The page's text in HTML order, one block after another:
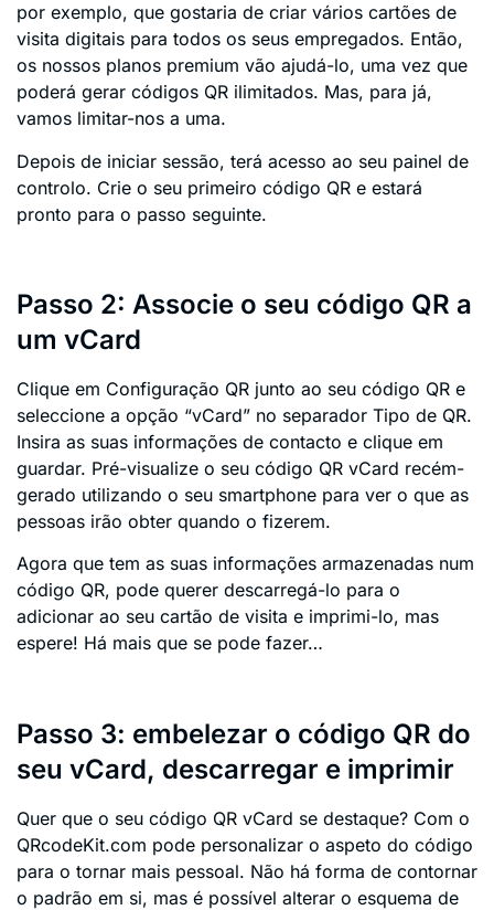
por exemplo, que gostaria de criar vários cartões de
visita digitais para todos os seus empregados. Então,
os nossos planos premium vão ajudá-lo, uma vez que
poderá gerar códigos QR ilimitados. Mas, para já,
vamos limitar-nos a uma.
Depois de iniciar sessão, terá acesso ao seu painel de
controlo. Crie o seu primeiro código QR e estará
pronto para o passo seguinte.
Passo 2: Associe o seu código QR a
um vCard
Clique em Configuração QR junto ao seu código QR e
seleccione a opção “vCard” no separador Tipo de QR.
Insira as suas informações de contacto e clique em
guardar. Pré-visualize o seu código QR vCard recém-
gerado utilizando o seu smartphone para ver o que as
pessoas irão obter quando o fizerem.
Agora que tem as suas informações armazenadas num
código QR, pode querer descarregá-lo para o
adicionar ao seu cartão de visita e imprimi-lo, mas
espere! Há mais que se pode fazer…
Passo 3: embelezar o código QR do
seu vCard, descarregar e imprimir
Quer que o seu código QR vCard se destaque? Com o
QRcodeKit.com pode personalizar o aspeto do código
para o tornar mais pessoal. Não há forma de contornar
o padrão em si, mas é possível alterar o esquema de